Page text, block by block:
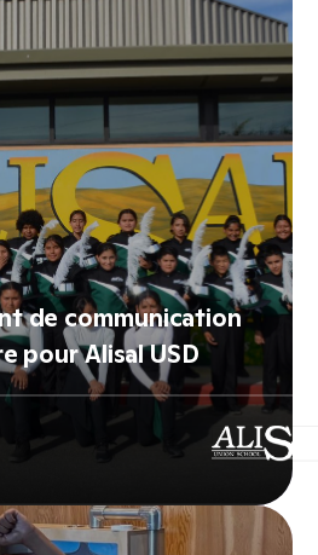
de communication
pour Alisal USD